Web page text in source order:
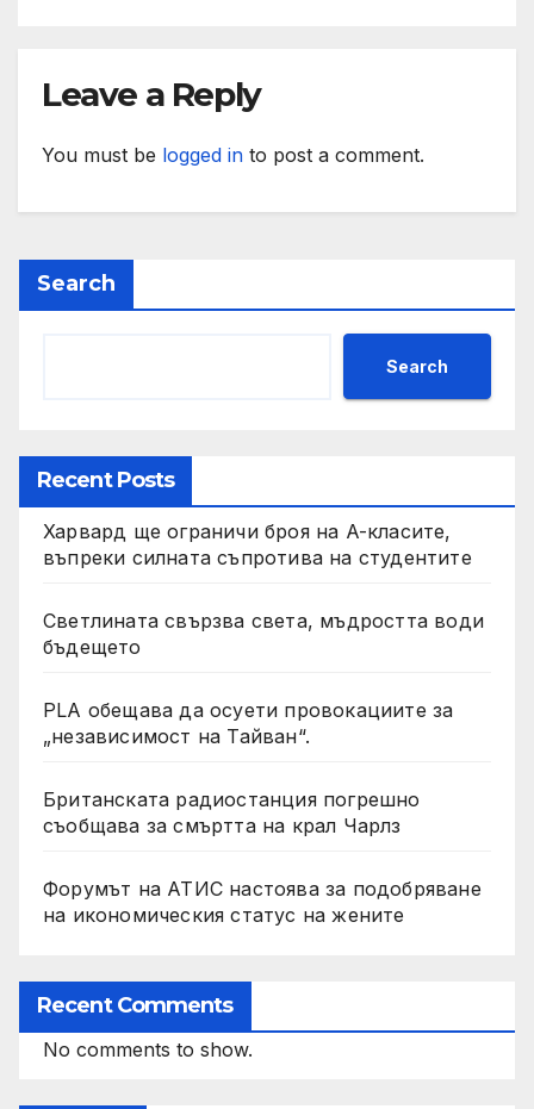
Leave a Reply
You must be logged in to post a comment.
Search
Search
Recent Posts
Харвард ще ограничи броя на A-класите,
въпреки силната съпротива на студентите
Светлината свързва света, мъдростта води
бъдещето
PLA обещава да осуети провокациите за
„независимост на Тайван“.
Британската радиостанция погрешно
съобщава за смъртта на крал Чарлз
Форумът на АТИС настоява за подобряване
на икономическия статус на жените
Recent Comments
No comments to show.